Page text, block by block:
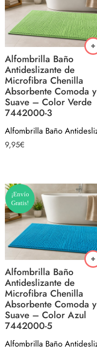
Alfombrilla Baño
Antideslizante de
Microfibra Chenilla
Absorbente Comoda y
Suave – Color Verde
7442000-3
9,95€
¡Envío
Gratis!
Alfombrilla Baño
Antideslizante de
Microfibra Chenilla
Absorbente Comoda y
Suave – Color Azul
7442000-5